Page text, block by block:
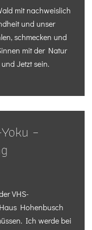
mit nachweislich
und unser
schmecken und
mit der Natur
Jetzt sein.
–
VHS-
Hohenbusch
Ich werde bei